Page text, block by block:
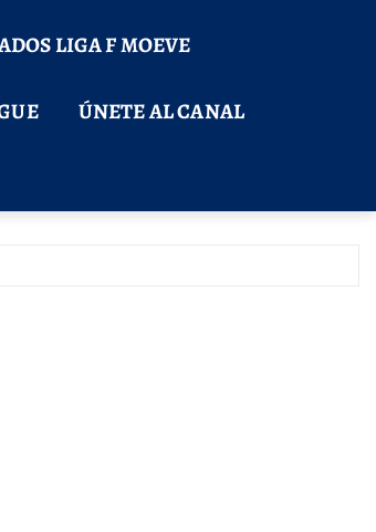
LIGA F MOEVE
ÚNETE AL CANAL